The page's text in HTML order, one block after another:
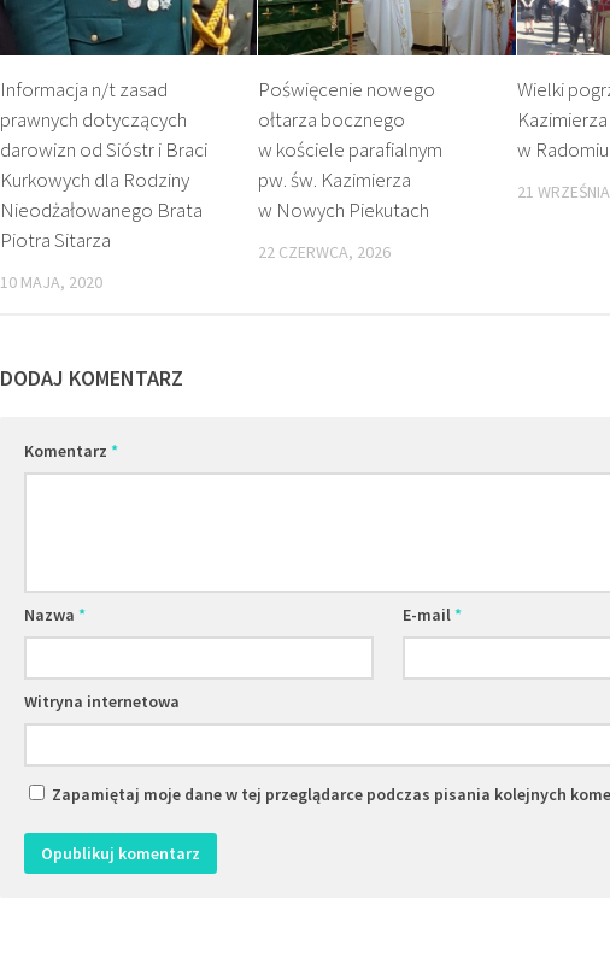
Informacja n/t zasad
prawnych dotyczących
darowizn od Sióstr i Braci
Kurkowych dla Rodziny
Nieodżałowanego Brata
Piotra Sitarza
10 MAJA, 2020
Poświęcenie nowego
ołtarza bocznego
w kościele parafialnym
pw. św. Kazimierza
w Nowych Piekutach
22 CZERWCA, 2026
Wielki
w Radomiu
21
DODAJ KOMENTARZ
Komentarz *
Nazwa * E-mail*
Witryna internetowa
Zapamiętaj moje dane w tej przeglądarce podczas pisania kolejnych